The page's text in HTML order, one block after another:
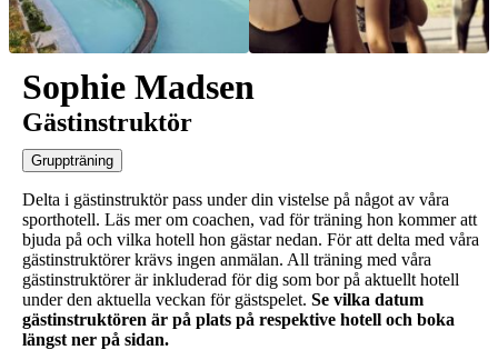
Sophie Madsen
Gästinstruktör
Gruppträning
Delta i gästinstruktör pass under din vistelse på något av våra
sporthotell. Läs mer om coachen, vad för träning hon kommer att
bjuda på och vilka hotell hon gästar nedan. För att delta med våra
gästinstruktörer krävs ingen anmälan. All träning med våra
gästinstruktörer är inkluderad för dig som bor på aktuellt hotell
under den aktuella veckan för gästspelet. Se vilka datum
gästinstruktören är på plats på respektive hotell och boka
längst ner på sidan.